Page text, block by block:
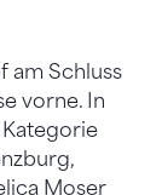
am Schluss
vorne. In
Moser